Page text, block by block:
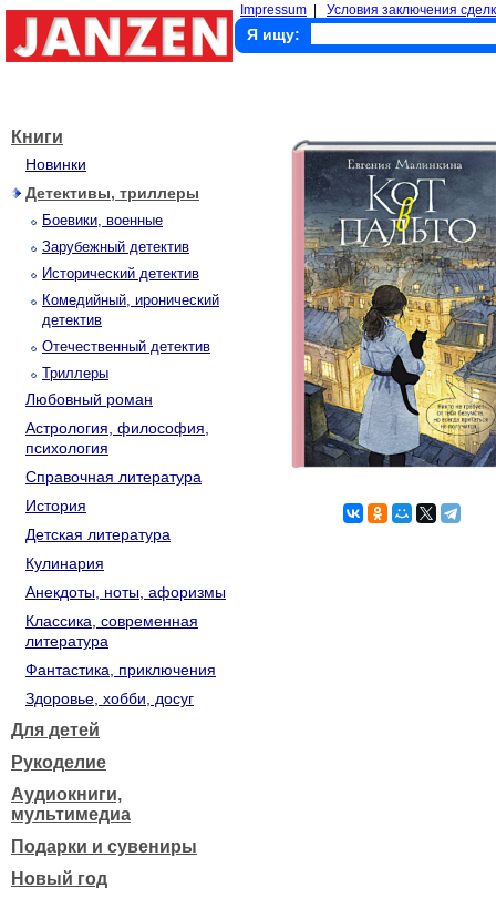
Impressum Условия заключения
Я ищу:
Книги
Новинки
Детективы, триллеры
Боевики, военные
Зарубежный детектив
Исторический детектив
Комедийный, иронический
детектив
Отечественный детектив
Триллеры
Любовный роман
Астрология, философия,
психология
Справочная литература
История
Детская литература
Кулинария
Анекдоты, ноты, афоризмы
Классика, современная
литература
Фантастика, приключения
Здоровье, хобби, досуг
Для детей
Рукоделие
Аудиокниги,
мультимедиа
Подарки и сувениры
Новый год